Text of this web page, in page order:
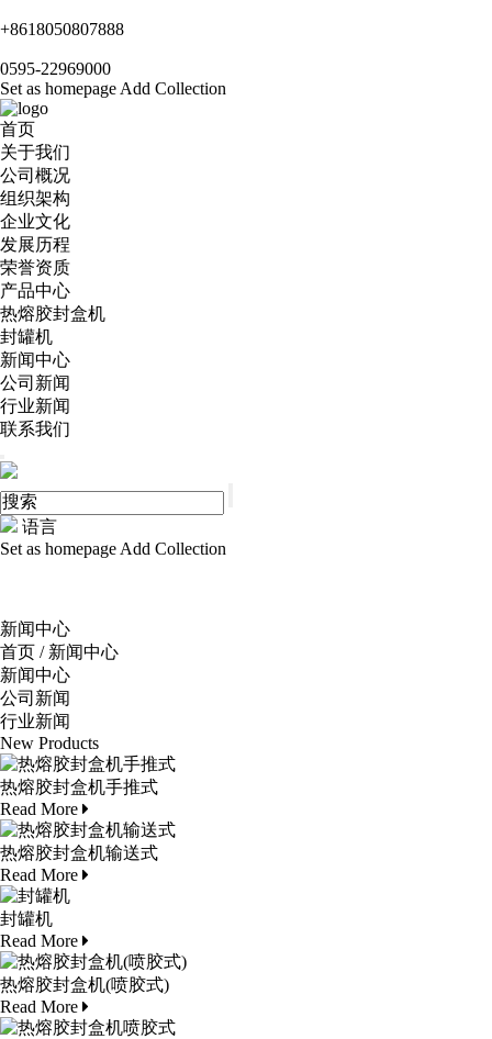
+8618050807888
0595-22969000
Set as homepage Add Collection
首页
关于我们
公司概况
组织架构
企业文化
发展历程
荣誉资质
产品中心
热熔胶封盒机
封罐机
新闻中心
公司新闻
行业新闻
联系我们
语言
Set as homepage Add Collection
新闻中心
首页 / 新闻中心
新闻中心
公司新闻
行业新闻
New Products
热熔胶封盒机手推式
Read More
热熔胶封盒机输送式
Read More
封罐机
Read More
热熔胶封盒机(喷胶式)
Read More